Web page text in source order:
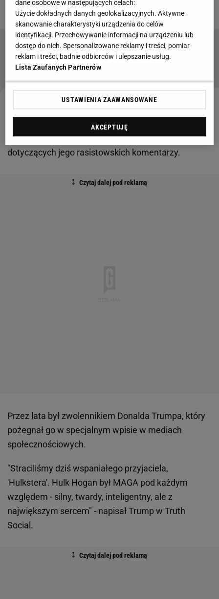
Andre the Giantem w latach 80.
Znamy oficjalną przyczynę śmierci Hulka
Hogana. Nikt o tym nie wiedział
Hulk Hogan znany był także z licznych kontrowersji
m.in. związanych z przyznaniem się przez niego do
używania sterydów, a także odnośnie zarzutów
dotyczących jego rasistowskich komentarzy.
Przez lata był zwolennikiem Donalda Trumpa, który
pożegnał go w specjalnym wpisie w mediach
społecznościowych.
"Straciliśmy dziś wspaniałego przyjaciela,
'Hulkstera'. Hulk Hogan był MAGA pod każdym
względem - silny, twardy, inteligentny, ale z
największym sercem" - napisał Trump w Truth
Social.
dane osobowe w następujących celach:
Użycie dokładnych danych geolokalizacyjnych. Aktywne
skanowanie charakterystyki urządzenia do celów
identyfikacji. Przechowywanie informacji na urządzeniu lub
dostęp do nich. Spersonalizowane reklamy i treści, pomiar
reklam i treści, badnie odbiorców i ulepszanie usług.
Lista Zaufanych Partnerów
USTAWIENIA ZAAWANSOWANE
AKCEPTUJĘ